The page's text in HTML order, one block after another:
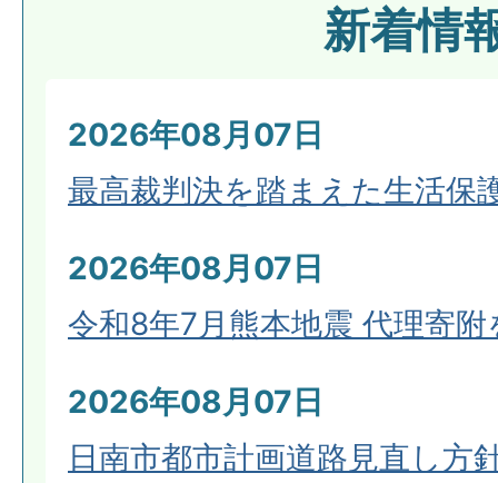
新着情
2026年08月07日
最高裁判決を踏まえた生活保
2026年08月07日
令和8年7月熊本地震 代理寄
2026年08月07日
日南市都市計画道路見直し方